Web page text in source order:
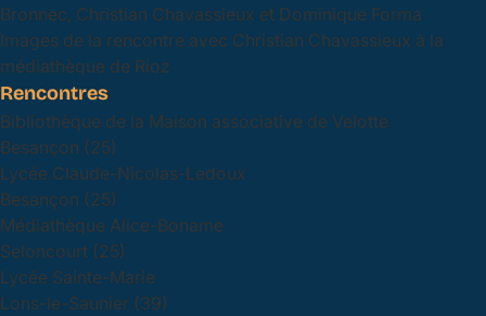
Bronnec, Christian Chavassieux et Dominique Forma
Images de la rencontre avec Christian Chavassieux à la
médiathèque de Rioz
Rencontres
Bibliothèque de la Maison associative de Velotte
Besançon (25)
Lycée Claude-Nicolas-Ledoux
Besançon (25)
Médiathèque Alice-Boname
Seloncourt (25)
Lycée Sainte-Marie
Lons-le-Saunier (39)